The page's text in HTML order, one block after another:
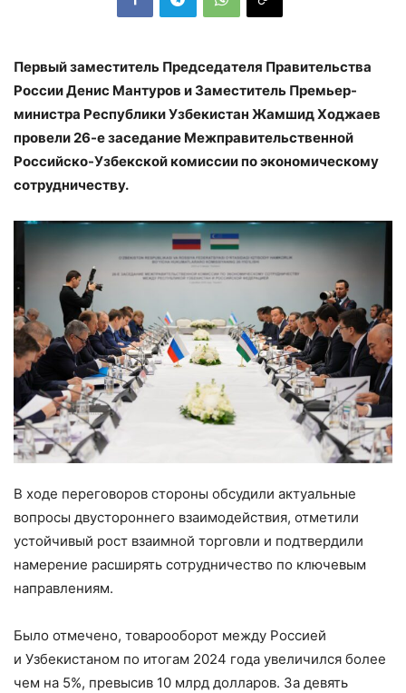
Первый заместитель Председателя Правительства
России Денис Мантуров и Заместитель Премьер-
министра Республики Узбекистан Жамшид Ходжаев
провели 26-е заседание Межправительственной
Российско-Узбекской комиссии по экономическому
сотрудничеству.
В ходе переговоров стороны обсудили актуальные
вопросы двустороннего взаимодействия, отметили
устойчивый рост взаимной торговли и подтвердили
намерение расширять сотрудничество по ключевым
направлениям.
Было отмечено, товарооборот между Россией
и Узбекистаном по итогам 2024 года увеличился более
чем на 5%, превысив 10 млрд долларов. За девять